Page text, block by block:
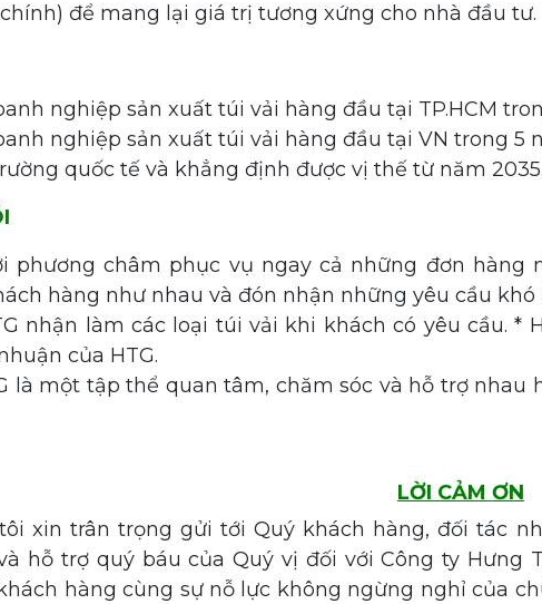
để mang lại giá trị tương xứng cho nhà đầu tư.
nghiệp sản xuất túi vải hàng đầu tại TP.HCM
nghiệp sản xuất túi vải hàng đầu tại VN trong 5
quốc tế và khẳng định được vị thế từ năm 2035.
phương châm phục vụ ngay cả những đơn
hàng như nhau và đón nhận những yêu cầu khó
nhận làm các loại túi vải khi khách có yêu cầu. *
của HTG.
là một tập thể quan tâm, chăm sóc và hỗ trợ
LỜI CẢM ƠN
xin trân trọng gửi tới Quý khách hàng, đối tác
hỗ trợ quý báu của Quý vị đối với Công ty
hàng cùng sự nỗ lực không ngừng nghỉ của